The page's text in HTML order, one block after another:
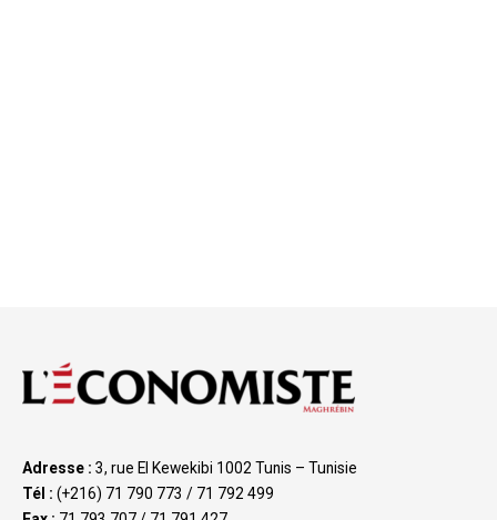
Adresse : 3, rue El Kewekibi 1002 Tunis – Tunisie
Tél : (+216) 71 790 773 / 71 792 499